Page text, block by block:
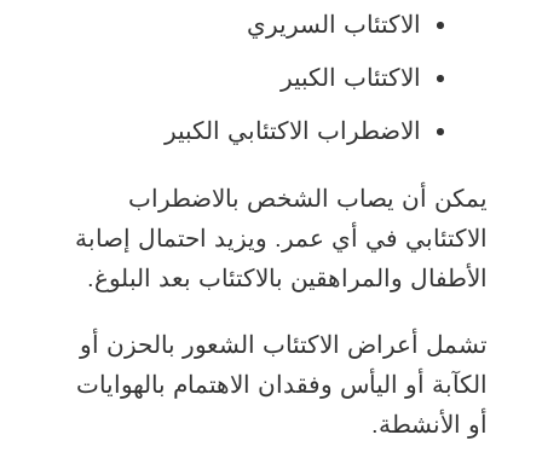
الاكتئاب السريري
الاكتئاب الكبير
الاضطراب الاكتئابي الكبير
يمكن أن يصاب الشخص بالاضطراب
الاكتئابي في أي عمر. ويزيد احتمال إصابة
الأطفال والمراهقين بالاكتئاب بعد البلوغ.
تشمل أعراض الاكتئاب الشعور بالحزن أو
الكآبة أو اليأس وفقدان الاهتمام بالهوايات
أو الأنشطة.